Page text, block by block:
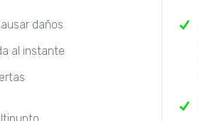
daños
al instante